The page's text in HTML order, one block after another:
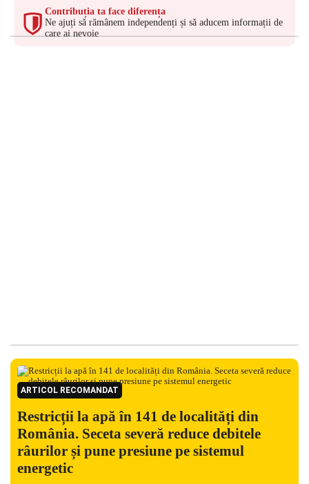
Contribuția ta face diferența
Ne ajuți să rămânem independenți și să aducem informații de
care ai nevoie
ARTICOL RECOMANDAT
Restricții la apă în 141 de localități din
România. Seceta severă reduce debitele
râurilor și pune presiune pe sistemul
energetic